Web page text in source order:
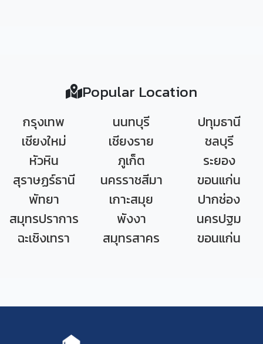
Popular Location
กรุงเทพ นนทบุรี
ปทุมธานี
เชียงใหม่
เชียงราย
ชลบุรี
หัวหิน
ภูเก็ต
ระยอง
สุราษฏร์ธานี
นครราชสีมา
ขอนแก่น
พัทยา
เกาะสมุย
ปากช่อง
สมุทรปราการ
พังงา
นครปฐม
ฉะเชิงเทรา
สมุทรสาคร ขอนแก่น